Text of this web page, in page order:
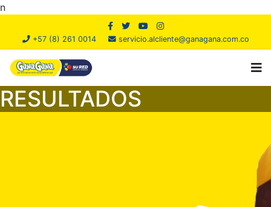
n
+57 (8) 261 0014 servicio.alcliente@ganagana.com.co
RESULTADOS